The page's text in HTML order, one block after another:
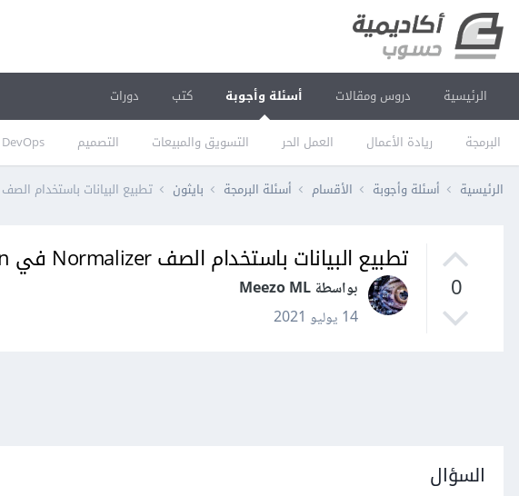
الرئيسية دروس ومقالات أسئلة وأجوبة
البرمجة ريادة الأعمال العمل الحر التسويق والمبيعات التصميم DevOps
كتب دورات
الرئيسية أسئلة وأجوبة الأقسام أسئلة البرمجة بايثون تطبيع البيانات باستخدام الصف Normalizer في Sklearn
0
تطبيع البيانات باستخدام الصف Normalizer في Sklearn
بواسطة Meezo ML
14 يوليو 2021
السؤال